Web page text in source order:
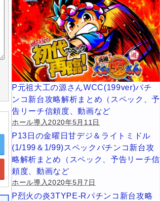
P元祖大工の源さんWCC(199ver)パチ
ンコ新台攻略解析まとめ（スペック、予
告リーチ信頼度、動画など
ホール導入2020年5月11日
P13日の金曜日甘デジ＆ライトミドル
(1/199＆1/99)スペックパチンコ新台攻
略解析まとめ（スペック、予告リーチ信
頼度、動画など
ホール導入2020年5月7日
P烈火の炎3TYPE-Rパチンコ新台攻略